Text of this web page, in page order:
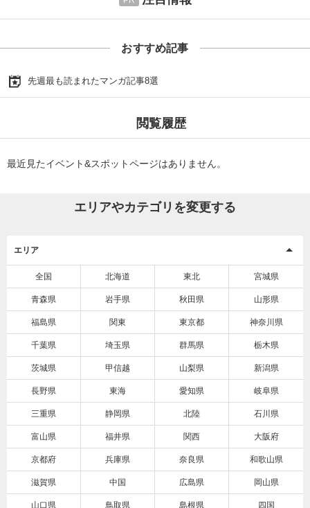
おすすめ記事
先週最も読まれたマンガ記事8選
閲覧履歴
最近見たイベント&スポットページはありません。
エリアやカテゴリを変更する
エリア
全国 北海道 東北 宮城県
青森県 岩手県 秋田県 山形県
福島県 関東 東京都 神奈川県
千葉県 埼玉県 群馬県 栃木県
茨城県 甲信越 山梨県 新潟県
長野県 東海 愛知県 岐阜県
三重県 静岡県 北陸 石川県
富山県 福井県 関西 大阪府
京都府 兵庫県 奈良県 和歌山県
滋賀県 中国 広島県 岡山県
山口県 鳥取県 島根県 四国